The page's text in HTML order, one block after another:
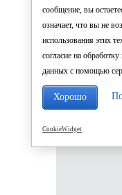
сообщение, вы
означает, что вы не
использования этих
согласие на
данных с помощью
Хорошо
CookieWidget